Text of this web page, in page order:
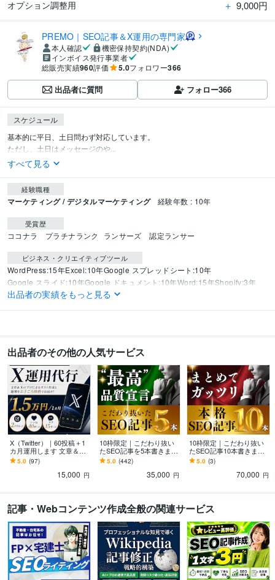
オプション調整用 ＋ 9,000円
PREMO｜SEO記事＆X運用の専門家
本人確認
機密保持契約(NDA)
インボイス発行事業者
総販売実績960評価 5.0フォロワー366
出品者に質問 フォロー366
スケジュール
基本的に平日、土日問わず対応しています。
ただし、土日はメッセージのや...
すべて見る
経験職種
マーケティング / デジタルマーケティング 経験年数 : 10年
受賞歴
ココナラ　プラチナランク ランサーズ　認定ランサー
ビジネス・クリエイティブツール
WordPress:15年Excel:10年Google スプレッドシート:10年
Google スライド:10年Google ドキュメント:10年Word:15年Shopify:3年
Google Search Console:15年 ChatGPT:3年
ブログ 記事作成 X運用 マーケティング
出品者の実績をもっと見る
出品者のその他の人気サービス
X（Twitter）｜60投稿＋1
カ月運用します 文章＆X
のプロによるポスト作成
と運用をお手ごろ価格で
5.0 (97)
15,000 円
10枠限定｜こだわり抜い
たSEO記事を5本書きます
WP入稿無料！キーワー
ド、構成、SEO対策も丸
5.0 (442)
35,000 円
10枠限定｜こだわり抜い
たSEO記事10本書きます
KW選定、構成、執筆、装
飾、画像、WP入稿まで全
5.0 (3)
70,000 円
記事・Webコンテンツ作成全般の関連サービス